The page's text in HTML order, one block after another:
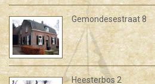
Gemondesestraat 8
Heesterbos 2